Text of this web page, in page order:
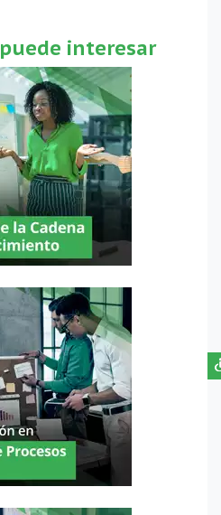
puede interesar